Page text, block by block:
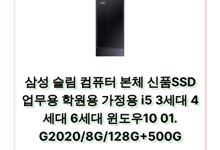
삼성 슬림 컴퓨터 본체 신품SSD
업무용 학원용 가정용 i5 3세대 4
세대 6세대 윈도우10 01.
G2020/8G/128G+500G